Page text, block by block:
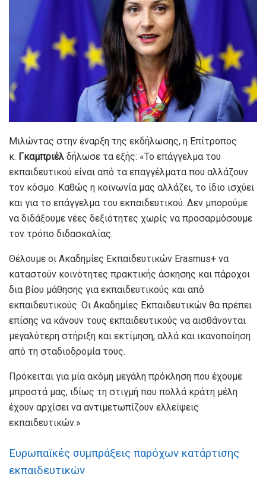
Μιλώντας στην έναρξη της εκδήλωσης, η Επίτροπος
κ. Γκαμπριέλ δήλωσε τα εξής: «Το επάγγελμα του
εκπαιδευτικού είναι από τα επαγγέλματα που αλλάζουν
τον κόσμο. Καθώς η κοινωνία μας αλλάζει, το ίδιο ισχύει
και για το επάγγελμα του εκπαιδευτικού. Δεν μπορούμε
να διδάξουμε νέες δεξιότητες χωρίς να προσαρμόσουμε
τον τρόπο διδασκαλίας.
Θέλουμε οι Ακαδημίες Εκπαιδευτικών Erasmus+ να
καταστούν κοινότητες πρακτικής άσκησης και πάροχοι
δια βίου μάθησης για εκπαιδευτικούς και από
εκπαιδευτικούς. Οι Ακαδημίες Εκπαιδευτικών θα πρέπει
επίσης να κάνουν τους εκπαιδευτικούς να αισθάνονται
μεγαλύτερη στήριξη και εκτίμηση, αλλά και ικανοποίηση
από τη σταδιοδρομία τους.
Πρόκειται για μία ακόμη μεγάλη πρόκληση που έχουμε
μπροστά μας, ιδίως τη στιγμή που πολλά κράτη μέλη
έχουν αρχίσει να αντιμετωπίζουν ελλείψεις
εκπαιδευτικών.»
Ευρωπαϊκές συμπράξεις παρόχων κατάρτισης
εκπαιδευτικών